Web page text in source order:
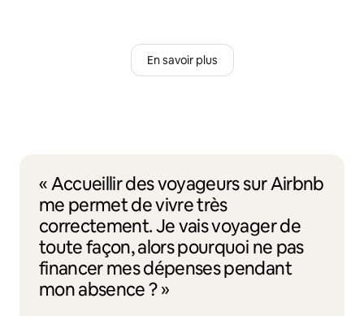
En savoir plus
« Accueillir des voyageurs sur Airbnb
me permet de vivre très
correctement. Je vais voyager de
toute façon, alors pourquoi ne pas
financer mes dépenses pendant
mon absence ? »